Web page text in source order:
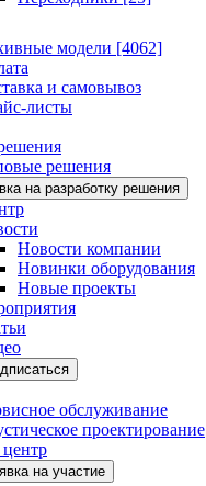
модели [4062]
и самовывоз
листы
решения
на разработку решения
Новости компании
Новинки оборудования
Новые проекты
обслуживание
проектирование
на участие